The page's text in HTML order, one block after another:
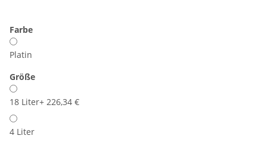
Farbe
Platin
Größe
18 Liter+ 226,34 €
4 Liter